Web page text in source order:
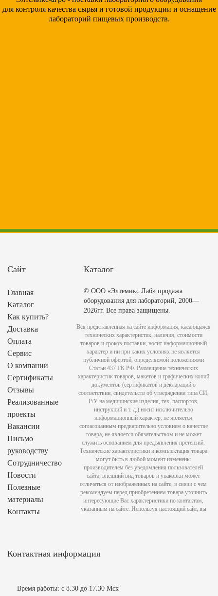
для контроля качества сырья и готовой продукции и оснащение
лабораторий пищевых производств.
Сайт
Главная
Каталог
Как купить?
Доставка
Оплата
Сервис
О компании
Сертификаты
Отзывы
Реализованные
проекты
Вакансии
Письмо
руководству
Сотрудничество
Новости
Полезные
материалы
Контакты
Каталог
Контактная информация
Время работы: с 8.30 до 17.30 Мск
© ООО «Элтемикс Лаб» продажа
оборудования для лабораторий, 2000—
2026гг. Все права защищены.
Вся представленная на сайте информация, касающаяся
технических характеристик, наличия, стоимости
товаров и сроков поставки, носит информационный
характер и ни при каких условиях не является
публичной офертой, определяемой положениями
Статьи 437 ГК РФ. Размещение технических
характеристик товаров, макетов и графических копий
документов (сертификатов и деклараций о
соответствии, свидетельств об утверждении типа СИ,
Р/У на медицинские изделия, тех. паспортов,
инструкций и т. д.) носит исключительно
информационный характер, не является
согласованным предварительно условием о качестве
товара, не является обязательством и не может
служить основанием для предъявления претензий.
Технические характеристики и комплектация товара
могут быть в любой момент изменены
производителем без уведомления пользователей
сайта, внешний вид товаров и упаковки может
отличаться от изображенных на сайте, в связи с чем
рекомендуем перед приобретением товара уточнить
интересующие Вас характеристики по контактам,
указанным на сайте. Используя настоящий сайт, вы